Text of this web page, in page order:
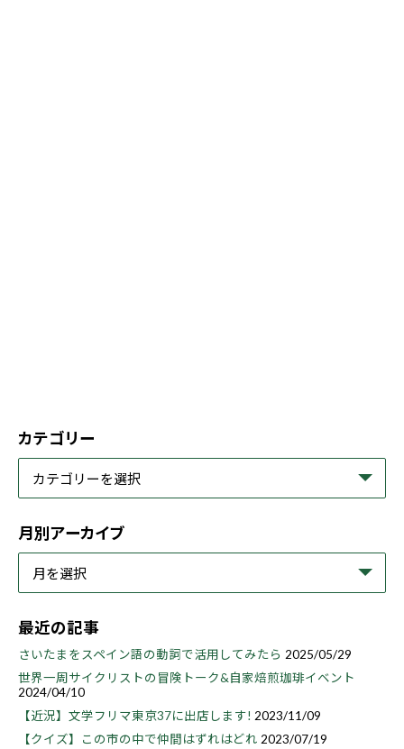
カテゴリー
月別アーカイブ
最近の記事
さいたまをスペイン語の動詞で活用してみたら 2025/05/29
世界一周サイクリストの冒険トーク&自家焙煎珈琲イベント
2024/04/10
【近況】文学フリマ東京37に出店します! 2023/11/09
【クイズ】この市の中で仲間はずれはどれ 2023/07/19